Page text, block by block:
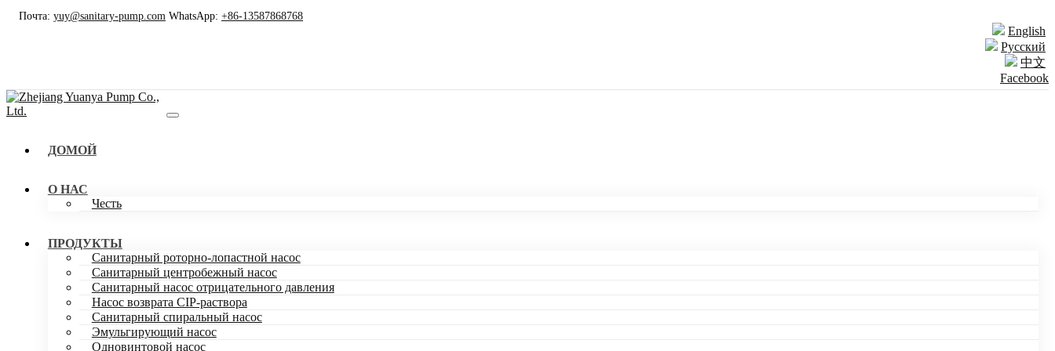
Почта: yuy@sanitary-pump.com WhatsApp: +86-13587868768
English
Русский
中文
Facebook
ДОМОЙ
О НАС
Честь
ПРОДУКТЫ
Санитарный роторно-лопастной насос
Санитарный центробежный насос
Санитарный насос отрицательного давления
Насос возврата CIP-раствора
Санитарный спиральный насос
Эмульгирующий насос
Одновинтовой насос